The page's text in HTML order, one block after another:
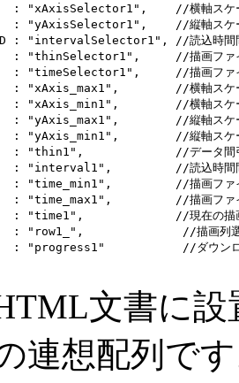
"xAxisSelector1",    //横軸スケ
"yAxisSelector1",    //縦軸スケ
"intervalSelector1", //読込時間
"thinSelector1",     //描画ファイ
"timeSelector1",     //描画ファイ
"xAxis_max1",        //横軸スケー
"xAxis_min1",        //横軸スケー
"yAxis_max1",        //縦軸スケー
"yAxis_min1",        //縦軸スケー
"thin1",             //データ間
"interval1",         //読込時間
"time_min1",         //描画ファイ
"time_max1",         //描画ファイ
"time1",             //現在の描
: "row1_",              //描画列
"progress1"           //ダウンロ
文書に
連想配列で